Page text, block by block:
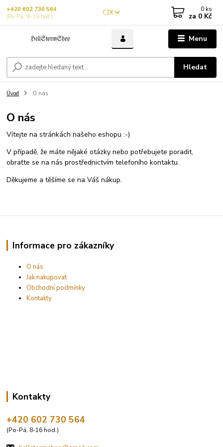
Menu
CZK
Hledat
+420 602 730 564
(Po-Pá, 8-16 hod.)
0 ks
za 0 Kč
Úvod O nás
O nás
Vítejte na stránkách našeho eshopu :-)
V případě, že máte nějaké otázky nebo potřebujete poradit,
obraťte se na nás prostřednictvím telefoního kontaktu.
Děkujeme a těšíme se na Váš nákup.
Informace pro zákazníky
O nás
Jak nakupovat
Obchodní podmínky
Kontakty
Kontakty
+420 602 730 564
(Po-Pá, 8-16 hod.)